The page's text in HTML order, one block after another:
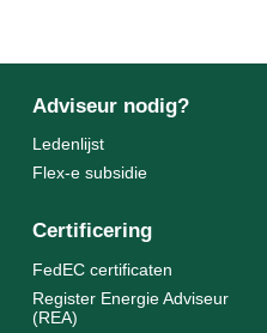
Adviseur nodig?
Ledenlijst
Flex-e subsidie
Certificering
FedEC certificaten
Register Energie Adviseur
(REA)